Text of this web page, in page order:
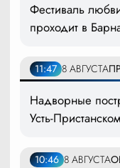
Фестиваль
проходит в
11:47 8 АВГУСТА
Надворные
Усть-
10:46 8 АВГУСТА